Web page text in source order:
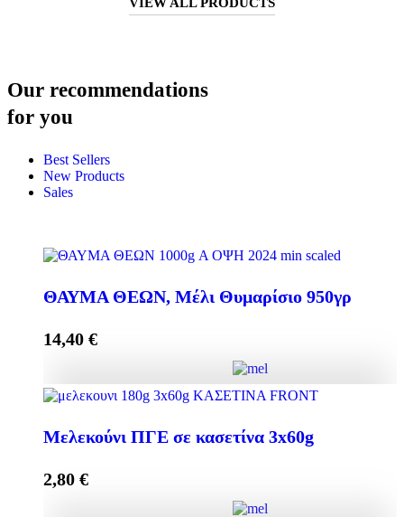
Our recommendations
for you
Best Sellers
New Products
Sales
ΘΑΥΜΑ ΘΕΩΝ, Μέλι Θυμαρίσιο 950γρ
14,40 €
Μελεκούνι ΠΓΕ σε κασετίνα 3x60g
2,80 €